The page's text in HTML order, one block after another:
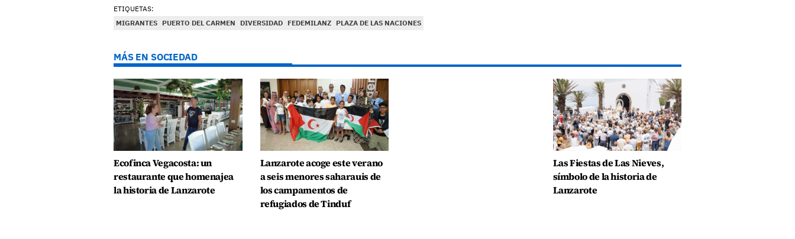
ETIQUETAS:
MIGRANTES PUERTO DEL CARMEN DIVERSIDAD FEDEMILANZ PLAZA DE LAS NACIONES
MÁS EN SOCIEDAD
Ecofinca Vegacosta: un
restaurante que homenajea
la historia de Lanzarote
Lanzarote acoge este verano
a seis menores saharauis de
los campamentos de
refugiados de Tinduf
Las Fiestas de Las Nieves,
símbolo de la historia de
Lanzarote